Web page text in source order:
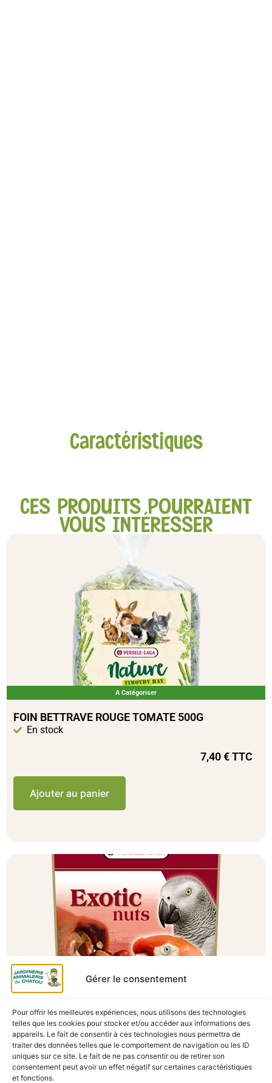
Gérer le consentement
Pour offrir les meilleures expériences, nous utilisons des technologies
telles que les cookies pour stocker et/ou accéder aux informations des
appareils. Le fait de consentir à ces technologies nous permettra de
traiter des données telles que le comportement de navigation ou les ID
uniques sur ce site. Le fait de ne pas consentir ou de retirer son
consentement peut avoir un effet négatif sur certaines caractéristiques
et fonctions.
Caractéristiques
CES PRODUITS POURRAIENT
VOUS INTÉRESSER
A Catégoriser
FOIN BETTRAVE ROUGE TOMATE 500G
En stock
7,40€TTC
Ajouter au panier
A Catégoriser
PERROQUETS EXOTIC NUTS MIX 750G
En stock